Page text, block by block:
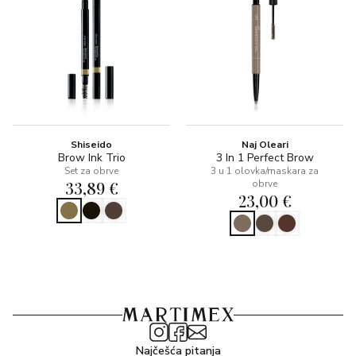
Shiseido
Brow Ink Trio
Set za obrve
33,89 €
Naj Oleari
3 In 1 Perfect Brow
3 u 1 olovka/maskara za
obrve
23,00 €
Najčešća pitanja